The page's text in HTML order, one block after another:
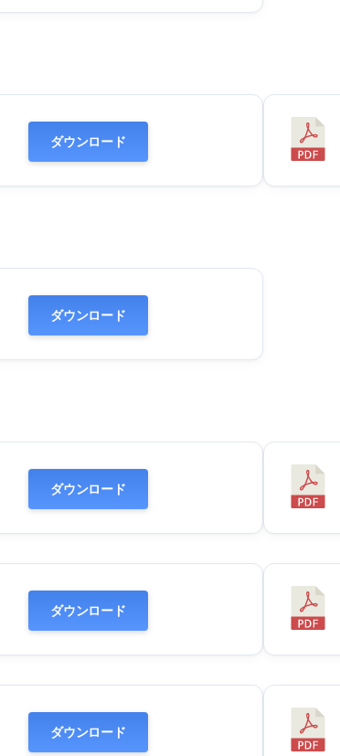
ダウンロード
ダウンロード
ダウンロード
ダウンロード
ダウンロード